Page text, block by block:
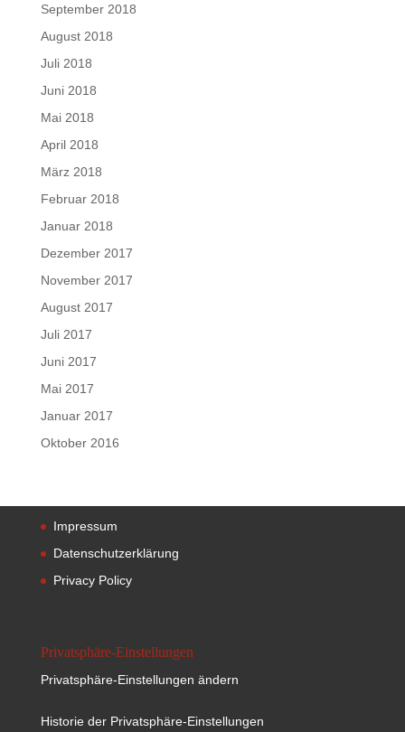
September 2018
August 2018
Juli 2018
Juni 2018
Mai 2018
April 2018
März 2018
Februar 2018
Januar 2018
Dezember 2017
November 2017
August 2017
Juli 2017
Juni 2017
Mai 2017
Januar 2017
Oktober 2016
Impressum
Datenschutzerklärung
Privacy Policy
Privatsphäre-Einstellungen
Privatsphäre-Einstellungen ändern
Historie der Privatsphäre-Einstellungen